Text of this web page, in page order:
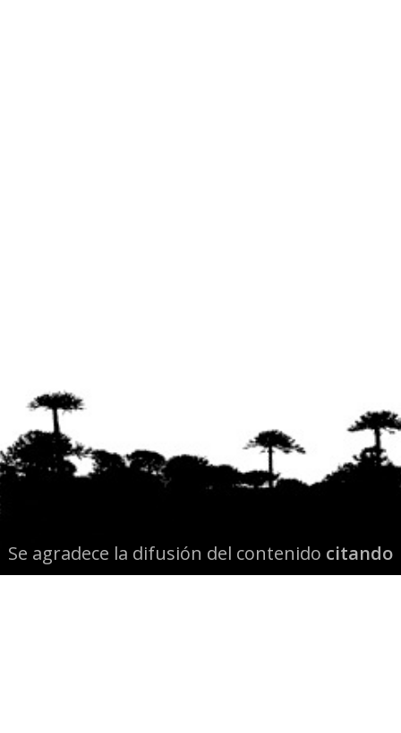
Se agradece la difusión del contenido citando
la fuente www.mapuexpress.org